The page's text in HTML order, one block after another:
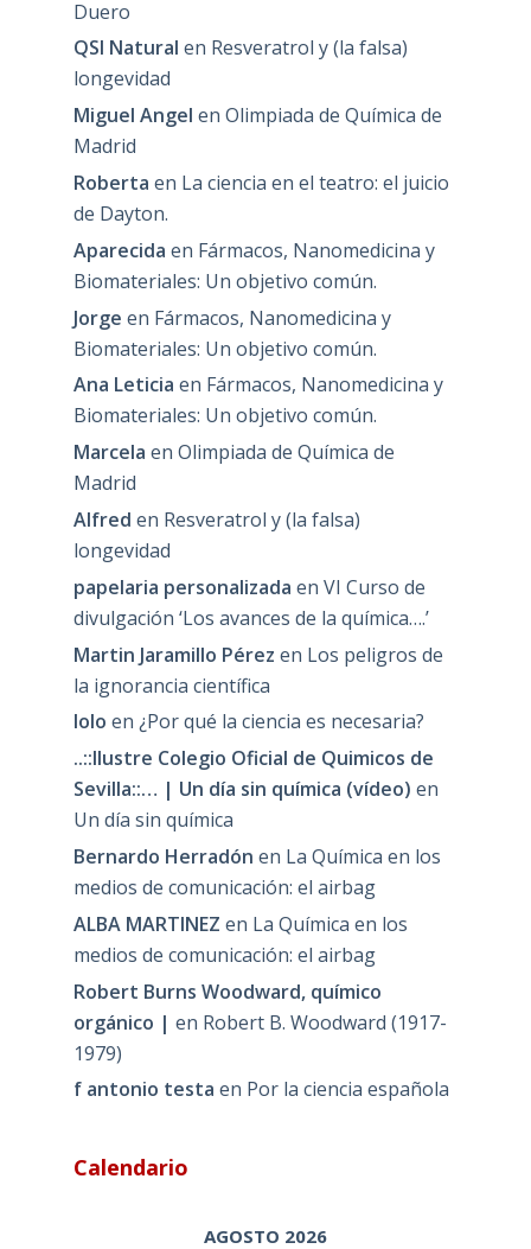
Duero
QSI Natural en Resveratrol y (la falsa)
longevidad
Miguel Angel en Olimpiada de Química de
Madrid
Roberta en La ciencia en el teatro: el juicio
de Dayton.
Aparecida en Fármacos, Nanomedicina y
Biomateriales: Un objetivo común.
Jorge en Fármacos, Nanomedicina y
Biomateriales: Un objetivo común.
Ana Leticia en Fármacos, Nanomedicina y
Biomateriales: Un objetivo común.
Marcela en Olimpiada de Química de
Madrid
Alfred en Resveratrol y (la falsa)
longevidad
papelaria personalizada en VI Curso de
divulgación ‘Los avances de la química….’
Martin Jaramillo Pérez en Los peligros de
la ignorancia científica
lolo en ¿Por qué la ciencia es necesaria?
..::Ilustre Colegio Oficial de Quimicos de
Sevilla::… | Un día sin química (vídeo) en
Un día sin química
Bernardo Herradón en La Química en los
medios de comunicación: el airbag
ALBA MARTINEZ en La Química en los
medios de comunicación: el airbag
Robert Burns Woodward, químico
orgánico | en Robert B. Woodward (1917-
1979)
f antonio testa en Por la ciencia española
Calendario
AGOSTO 2026